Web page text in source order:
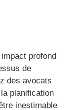
profond
de
des avocats
planification
inestimable